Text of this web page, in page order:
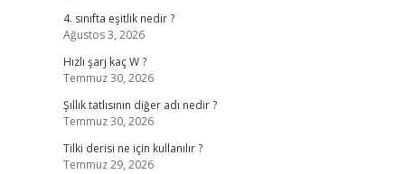
4. sınıfta eşitlik nedir ?
Ağustos 3, 2026
Hızlı şarj kaç W ?
Temmuz 30, 2026
Şıllık tatlısının diğer adı nedir ?
Temmuz 30, 2026
Tilki derisi ne için kullanılır ?
Temmuz 29, 2026